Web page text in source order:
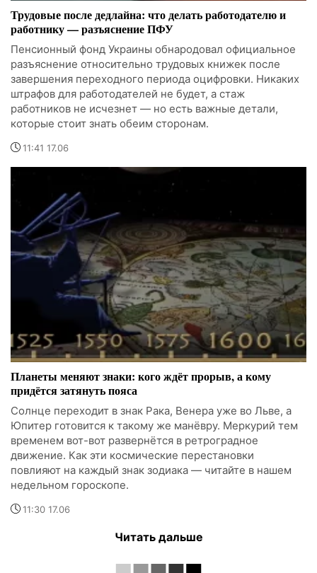
Трудовые после дедлайна: что делать работодателю и
работнику — разъяснение ПФУ
Пенсионный фонд Украины обнародовал официальное
разъяснение относительно трудовых книжек после
завершения переходного периода оцифровки. Никаких
штрафов для работодателей не будет, а стаж
работников не исчезнет — но есть важные детали,
которые стоит знать обеим сторонам.
11:41 17.06
Планеты меняют знаки: кого ждёт прорыв, а кому
придётся затянуть пояса
Солнце переходит в знак Рака, Венера уже во Льве, а
Юпитер готовится к такому же манёвру. Меркурий тем
временем вот-вот развернётся в ретроградное
движение. Как эти космические перестановки
повлияют на каждый знак зодиака — читайте в нашем
недельном гороскопе.
11:30 17.06
Читать дальше